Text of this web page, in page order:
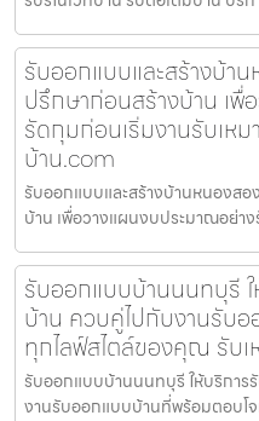
รับออกแบบและสร้างบ้า
ปรึกษาก่อนสร้างบ้าน เ
รัดกุมก่อนเริ่มงานรับเหม
บ้าน.com
รับออกแบบและสร้างบ้านหนองส
บ้าน เพื่อวางแผนงบประมาณอย่า
รับออกแบบบ้านนนทบุรี
บ้าน ควบคู่ไปกับงานรับ
ทุกไลฟ์สไตล์ของคุณ รับเ
รับออกแบบบ้านนนทบุรี ให้บริการ
งานรับออกแบบบ้านที่พร้อมตอบโ